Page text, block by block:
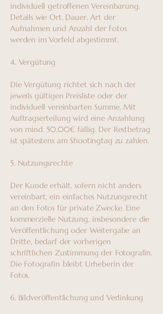
individuell getroffenen Vereinbarung.
Details wie Ort, Dauer, Art der
Aufnahmen und Anzahl der Fotos
werden im Vorfeld abgestimmt.
4. Vergütung
Die Vergütung richtet sich nach der
jeweils gültigen Preisliste oder der
individuell vereinbarten Summe. Mit
Auftragserteilung wird eine Anzahlung
von mind. 50,00€ fällig. Der Restbetrag
ist spätestens am Shootingtag zu zahlen.
5. Nutzungsrechte
Der Kunde erhält, sofern nicht anders
vereinbart, ein einfaches Nutzungsrecht
an den Fotos für private Zwecke. Eine
kommerzielle Nutzung, insbesondere die
Veröffentlichung oder Weitergabe an
Dritte, bedarf der vorherigen
schriftlichen Zustimmung der Fotografin.
Die Fotografin bleibt Urheberin der
Fotos.
6. Bildveröffentlichung und Verlinkung